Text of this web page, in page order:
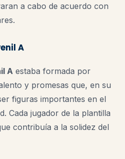
a cabo de acuerdo con
A
A estaba formada por
y promesas que, en su
figuras importantes en el
Cada jugador de la plantilla
contribuía a la solidez del